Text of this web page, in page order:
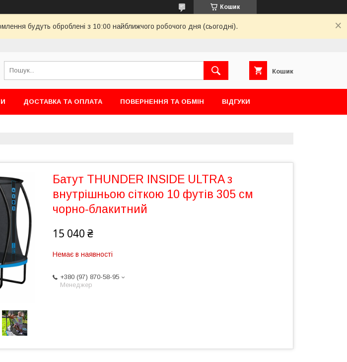
Кошик
будуть оброблені з 10:00 найближчого робочого дня (сьогодні).
Кошик
ДОСТАВКА ТА ОПЛАТА ПОВЕРНЕННЯ ТА ОБМІН ВІДГУКИ
Батут THUNDER INSIDE ULTRA з
внутрішньою сіткою 10 футів 305 см
чорно-блакитний
15 040 ₴
Немає в наявності
+380 (97) 870-58-95
Менеджер